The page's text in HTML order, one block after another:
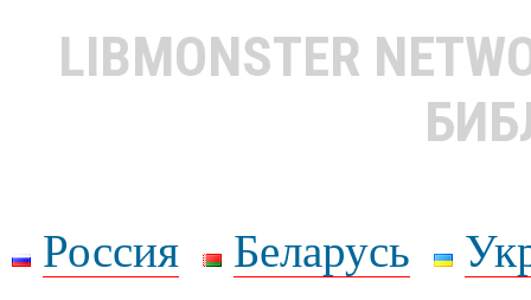
LIBMONSTER
Россия Беларусь